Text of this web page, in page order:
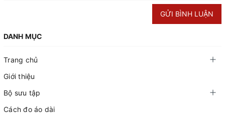
GỬI BÌNH LUẬN
DANH MỤC
Trang chủ
Giới thiệu
Bộ sưu tập
Cách đo áo dài